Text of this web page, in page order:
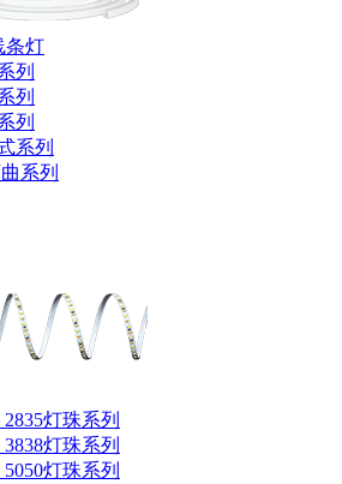
条灯
列
列
列
系列
系列
灯珠系列
灯珠系列
灯珠系列